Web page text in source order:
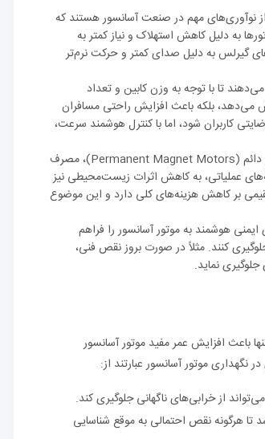
نوآوری‌های مهم در صنعت آسانسور هستند که
به دلیل کاهش استهلاک و نیاز کمتر به
گیرلس به دلیل صدای کمتر و حرکت نرم‌تر
تا با توجه به وزن کابین و تعداد
می‌دهد، بلکه باعث افزایش راحتی مسافران
کاربران شود، اما با کنترل هوشمند سرعت،
با استفاده از تکنولوژی‌های جدید مانند موتورهای مغناطیسی دائم (Permanent Magnet Motors)، مصرف
عملیاتی، به کاهش اثرات زیست‌محیطی نیز
بر کاهش هزینه‌های کلی دارد و این موضوع
هوشمند به موتور آسانسور را فراهم
کنند. مثلاً در صورت بروز نقص فنی،
نماید.
باعث افزایش عمر مفید موتور آسانسور
موتور آسانسور عبارتند از:
از خرابی‌های ناگهانی جلوگیری کند.
تا هرگونه نقص احتمالی به موقع شناسایی